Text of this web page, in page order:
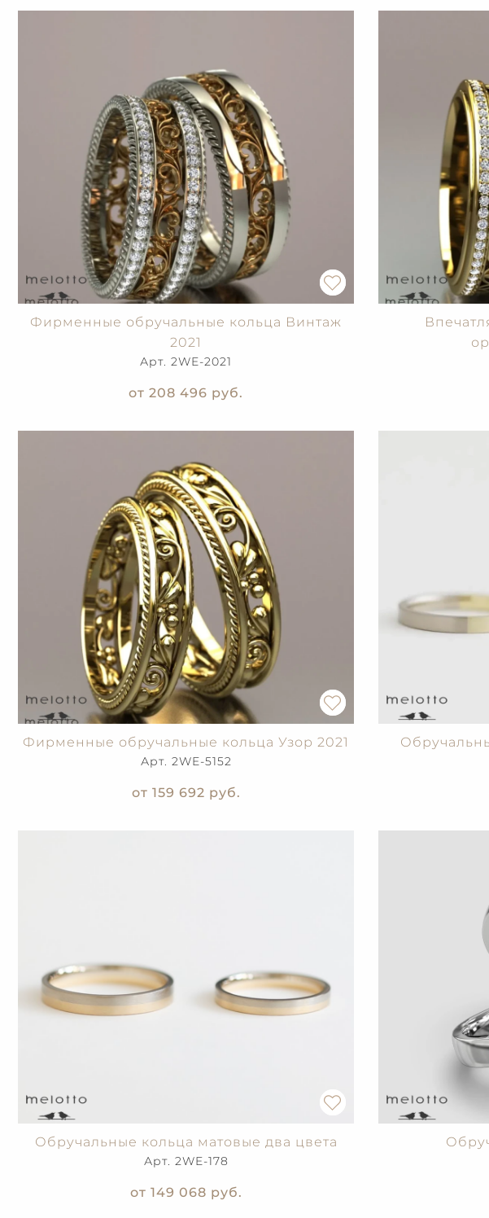
Фирменные обручальные кольца Винтаж
2021
Арт. 2WE-2021
от 208 496 руб.
Фирменные обручальные кольца Узор 2021
Арт. 2WE-5152
от 159 692 руб.
Обручальные кольца матовые два цвета
Арт. 2WE-178
от 149 068 руб.